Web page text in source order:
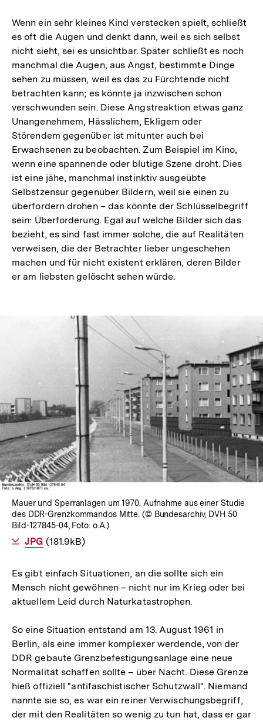
Wenn ein sehr kleines Kind verstecken spielt, schließt
es oft die Augen und denkt dann, weil es sich selbst
nicht sieht, sei es unsichtbar. Später schließt es noch
manchmal die Augen, aus Angst, bestimmte Dinge
sehen zu müssen, weil es das zu Fürchtende nicht
betrachten kann; es könnte ja inzwischen schon
verschwunden sein. Diese Angstreaktion etwas ganz
Unangenehmem, Hässlichem, Ekligem oder
Störendem gegenüber ist mitunter auch bei
Erwachsenen zu beobachten. Zum Beispiel im Kino,
wenn eine spannende oder blutige Szene droht. Dies
ist eine jähe, manchmal instinktiv ausgeübte
Selbstzensur gegenüber Bildern, weil sie einen zu
überfordern drohen – das könnte der Schlüsselbegriff
sein: Überforderung. Egal auf welche Bilder sich das
bezieht, es sind fast immer solche, die auf Realitäten
verweisen, die der Betrachter lieber ungeschehen
machen und für nicht existent erklären, deren Bilder
er am liebsten gelöscht sehen würde.
In
Lightbox
öffnen
Mauer und Sperranlagen um 1970. Aufnahme aus einer Studie
des DDR-Grenzkommandos Mitte. (© Bundesarchiv, DVH 50
Bild-127845-04, Foto: o.A.)
Als
JPG herunterladen
(181.9kB)
Es gibt einfach Situationen, an die sollte sich ein
Mensch nicht gewöhnen – nicht nur im Krieg oder bei
aktuellem Leid durch Naturkatastrophen.
So eine Situation entstand am 13. August 1961 in
Berlin, als eine immer komplexer werdende, von der
DDR gebaute Grenzbefestigungsanlage eine neue
Normalität schaffen sollte – über Nacht. Diese Grenze
hieß offiziell "antifaschistischer Schutzwall". Niemand
nannte sie so, es war ein reiner Verwischungsbegriff,
der mit den Realitäten so wenig zu tun hat, dass er gar